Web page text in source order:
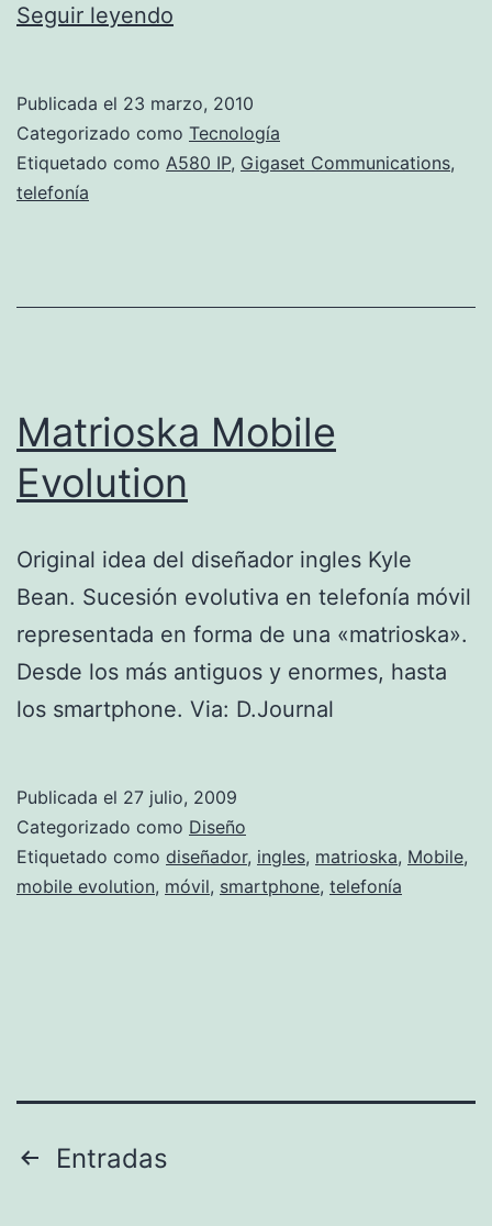
Seguir leyendo
inalámbrico
híbrido
Argentina
Publicada el 23 marzo, 2010
Categorizado como Tecnología
Etiquetado como A580 IP, Gigaset Communications,
telefonía
Matrioska Mobile
Evolution
Original idea del diseñador ingles Kyle
Bean. Sucesión evolutiva en telefonía móvil
representada en forma de una «matrioska».
Desde los más antiguos y enormes, hasta
los smartphone. Via: D.Journal
Publicada el 27 julio, 2009
Categorizado como Diseño
Etiquetado como diseñador, ingles, matrioska, Mobile,
mobile evolution, móvil, smartphone, telefonía
Paginación
Entradas